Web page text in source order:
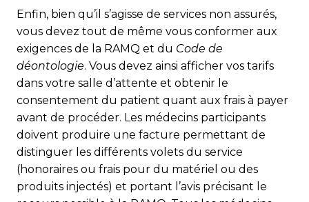
Enfin, bien qu’il s’agisse de services non assurés,
vous devez tout de même vous conformer aux
exigences de la RAMQ et du Code de
déontologie. Vous devez ainsi afficher vos tarifs
dans votre salle d’attente et obtenir le
consentement du patient quant aux frais à payer
avant de procéder. Les médecins participants
doivent produire une facture permettant de
distinguer les différents volets du service
(honoraires ou frais pour du matériel ou des
produits injectés) et portant l’avis précisant le